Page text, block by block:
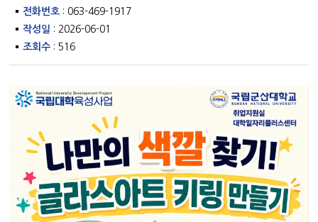
전화번호: 063-469-1917
작성일 : 2026-06-01
조회수: 516